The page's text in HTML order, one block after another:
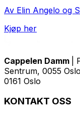
Av Elin Angelo og
Kjøp her
Cappelen Damm
Sentrum, 0055
0161 Oslo
KONTAKT OSS